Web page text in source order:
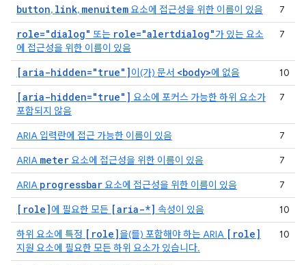
button, link, menuitem요소에 접근성을 위한 이름이 있음 7
role="dialog" 또는 role="alertdialog"가 있는 요소
에 접근성을 위한 이름이 있음
7
[aria-hidden="true"]이(가) 문서 <body>에 없음 10
[aria-hidden="true"] 요소에 포커스 가능한 하위 요소가
포함되지 않음
7
ARIA 입력란에 접근 가능한 이름이 있음
7
ARIA meter요소에 접근성을 위한 이름이 있음
7
ARIA progressbar요소에 접근성을 위한 이름이 있음 7
[role]에 필요한 모든 [aria-*] 속성이 있음
10
하위 요소에 특정 [role]을(를) 포함해야 하는 ARIA [role]
지원 요소에 필요한 모든 하위 요소가 있습니다.
10